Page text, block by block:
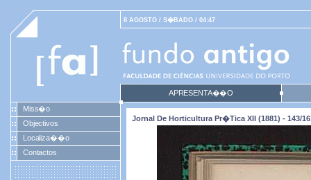
8 AGOSTO / S�BADO / 04:47
APRESENTA��O
Miss�o
Objectivos
Localiza��o
Contactos
Jornal De Horticultura Pr�tica XII (1881) - 143/